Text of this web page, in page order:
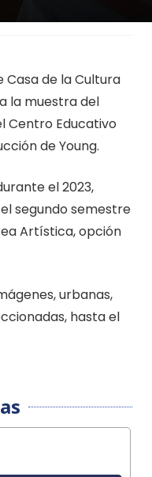
Casa de la Cultura
la muestra del
Centro Educativo
de Young.
el 2023,
segundo semestre
Artística, opción
urbanas,
hasta el